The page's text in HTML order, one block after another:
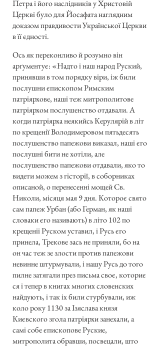
Петра і його наслідників у Христовій
Церкві було для Йосафата наглядним
доказом правдивости Української Церкви
в її єдності.
Ось як переконливо й розумно він
арґументує: «Надто і наш народ Руский,
принявши в том порядку віри, іж били
послушни єпископом Римским
патріярхове, наші теж митрополитове
патріярхом послушенство отдавали. А
когди патріярха неякийсь Керулярій в літ
по крещенії Володимеровом пятьдесять
послушенство папежови виказал, наші єго
послушні бити не хотіли, але
послушенство папежови отдавали, яко то
видети можем з гісторії, в соборниках
описаной, о перенесенні мощей Св.
Николи, місяця мая 9 дня. Котороє свято
сам папеж Урбан (або Герман, як наші
словаки єго називають) в літо 102 по
крещеніі Руском уставил, і Русь єго
принела, Трекове зась не приняли, бо на
он час теж зе злости против папежови
невинне штурмували, і нашу Русь до того
пилне затягали през письма своє, коториє
ся і тепер в книгах многих словенских
найдують, і так іх били стурбували, иж
коло року 1130 за Ізяслава князя
Києвского згола патріярхи занехали, а
самі собе єпископове Руские,
митрополита обравши, посвецали, што